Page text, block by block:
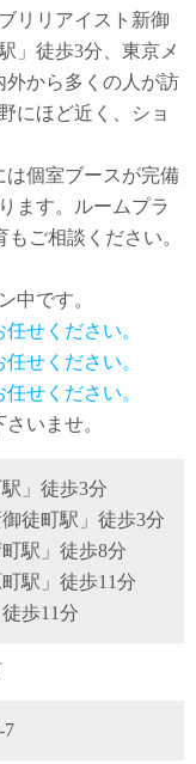
リリアイスト新御
」徒歩3分、東京メ
外から多くの人が訪
にほど近く、ショ
は個室ブースが完備
ます。ルームプラ
ご相談ください。
中です。
せください。
せください。
せください。
いませ。
」徒歩3分
徒町駅」徒歩3分
駅」徒歩8分
駅」徒歩11分
歩11分
7